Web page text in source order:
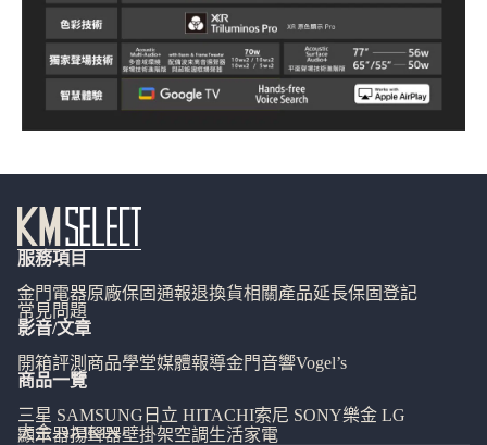
服務項目
金門電器原廠保固通報退換貨相關產品延長保固登記
常見問題
影音/文章
開箱評測 商品學堂媒體報導金門音響Vogel’s
商品一覽
三星 SAMSUNG 日立 HITACHI索尼 SONY樂金 LG
大金 DAIKIN
顯示器揚聲器壁掛架空調生活家電